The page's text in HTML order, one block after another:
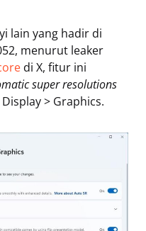
lain yang hadir di
menurut leaker
di X, fitur ini
super resolutions
> Graphics.